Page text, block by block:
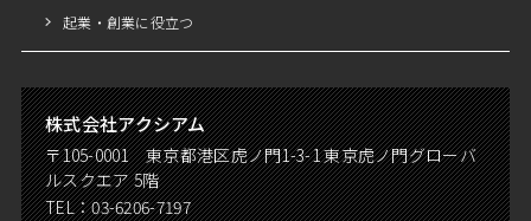
起業・創業に役立つ
株式会社アクシアム
〒105-0001 東京都港区虎ノ門1-3-1 東京虎ノ門グローバ
ルスクエア 5階
TEL：03-6206-7197